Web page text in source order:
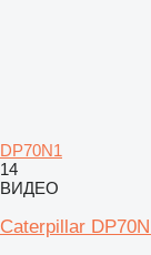
DP70N1
14
ВИДЕО
Caterpillar